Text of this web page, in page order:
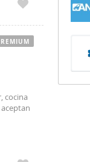
del uso
junio,
cocina